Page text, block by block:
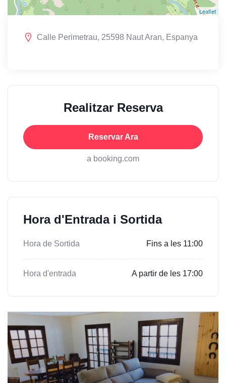
Leaflet
Calle Perimetrau, 25598 Naut Aran, Espanya
Realitzar Reserva
Reservar Ara
a booking.com
Hora d'Entrada i Sortida
Hora de Sortida Fins a les 11:00
Hora d'entrada A partir de les 17:00